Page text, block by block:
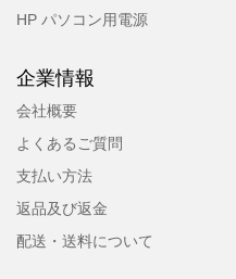
HP パソコン用電源
企業情報
会社概要
よくあるご質問
支払い方法
返品及び返金
配送・送料について